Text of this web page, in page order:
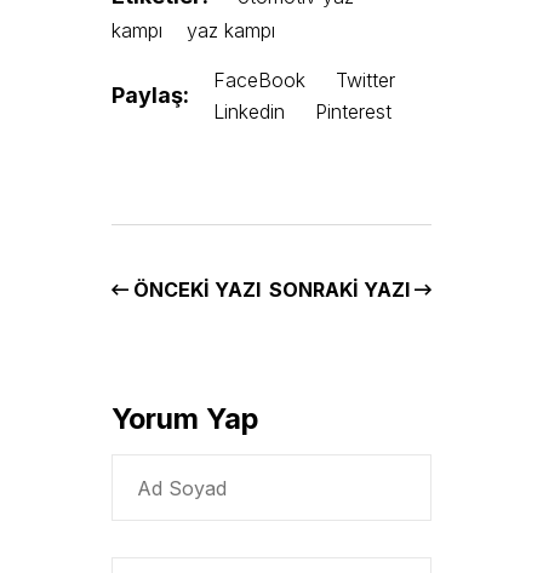
kampı
yaz kampı
Paylaş:
FaceBook
Twitter
Linkedin
Pinterest
ÖNCEKI YAZI SONRAKI YAZI
Yorum Yap